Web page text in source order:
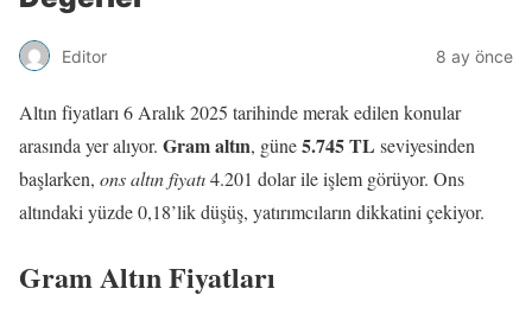
Editor 8 ay önce
Altın fiyatları 6 Aralık 2025 tarihinde merak edilen konular
arasında yer alıyor. Gram altın, güne5.745 TL seviyesinden
başlarken, ons altın fiyatı4.201 dolar ile işlem görüyor. Ons
altındaki yüzde 0,18’lik düşüş, yatırımcıların dikkatini çekiyor.
Gram Altın Fiyatları